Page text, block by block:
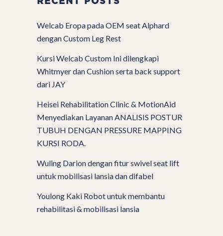
Welcab Eropa pada OEM seat Alphard
dengan Custom Leg Rest
Kursi Welcab Custom Ini dilengkapi
Whitmyer dan Cushion serta back support
dari JAY
Heisei Rehabilitation Clinic & MotionAid
Menyediakan Layanan ANALISIS POSTUR
TUBUH DENGAN PRESSURE MAPPING
KURSI RODA.
Wuling Darion dengan fitur swivel seat lift
untuk mobilisasi lansia dan difabel
Youlong Kaki Robot untuk membantu
rehabilitasi & mobilisasi lansia